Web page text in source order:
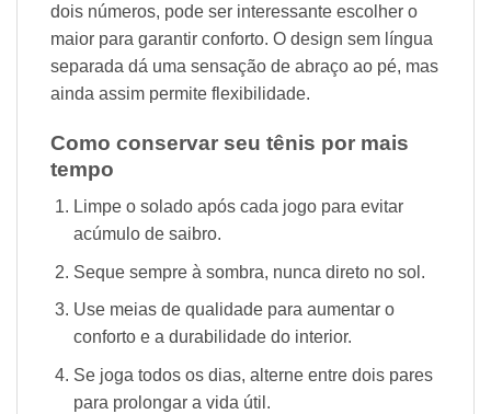
dois números, pode ser interessante escolher o
maior para garantir conforto. O design sem língua
separada dá uma sensação de abraço ao pé, mas
ainda assim permite flexibilidade.
Como conservar seu tênis por mais
tempo
Limpe o solado após cada jogo para evitar
acúmulo de saibro.
Seque sempre à sombra, nunca direto no sol.
Use meias de qualidade para aumentar o
conforto e a durabilidade do interior.
Se joga todos os dias, alterne entre dois pares
para prolongar a vida útil.